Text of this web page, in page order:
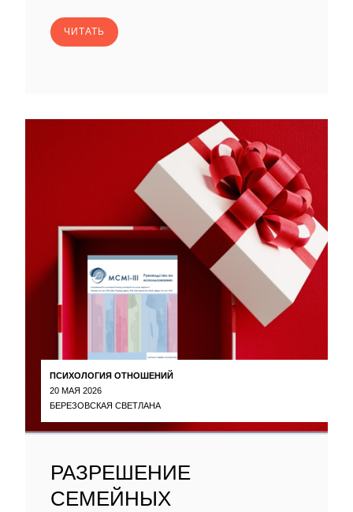
ЧИТАТЬ
ПСИХОЛОГИЯ ОТНОШЕНИЙ
20 МАЯ 2026
БЕРЕЗОВСКАЯ СВЕТЛАНА
РАЗРЕШЕНИЕ
СЕМЕЙНЫХ